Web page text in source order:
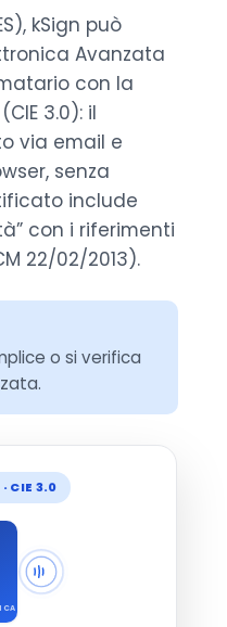
kSign può
Avanzata
con la
3.0): il
via email e
senza
include
con i riferimenti
22/02/2013).
o si verifica
3.0